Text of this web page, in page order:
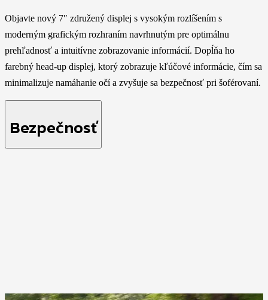
Objavte nový 7″ združený displej s vysokým rozlíšením s
moderným grafickým rozhraním navrhnutým pre optimálnu
prehľadnosť a intuitívne zobrazovanie informácií. Dopĺňa ho
farebný head-up displej, ktorý zobrazuje kľúčové informácie, čím sa
minimalizuje namáhanie očí a zvyšuje sa bezpečnosť pri šoférovaní.
Bezpečnosť